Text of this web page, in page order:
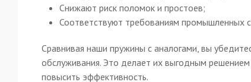
Снижают риск поломок и простоев;
Соответствуют требованиям промышленных
Сравнивая наши пружины с аналогами, вы
обслуживания. Это делает их выгодным
повысить эффективность.